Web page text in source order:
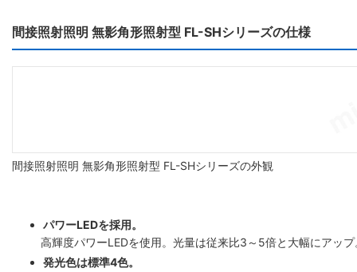
間接照射照明 無影角形照射型 FL-SHシリーズの仕様
間接照射照明 無影角形照射型 FL-SHシリーズの外観
パワーLEDを採用。
高輝度パワーLEDを使用。光量は従来比3～5倍と大幅にアップ
発光色は標準4色。